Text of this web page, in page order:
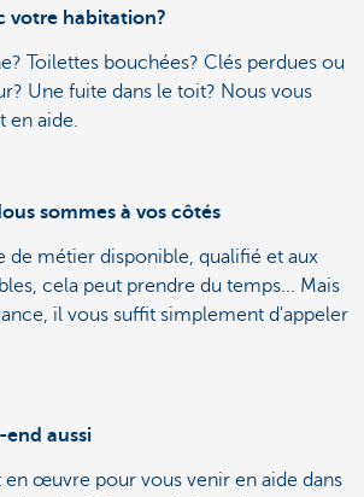
votre habitation?
Toilettes bouchées? Clés perdues ou
Une fuite dans le toit? Nous vous
en aide.
sommes à vos côtés
de métier disponible, qualifié et aux
cela peut prendre du temps... Mais
il vous suffit simplement d'appeler
end aussi
œuvre pour vous venir en aide dans